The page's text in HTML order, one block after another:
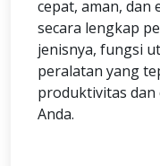
cepat, aman, dan
secara lengkap
jenisnya, fungsi
peralatan yang
produktivitas
Anda.